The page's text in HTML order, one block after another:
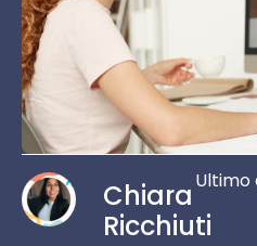
Chiara
Ricchiuti
Ultimo